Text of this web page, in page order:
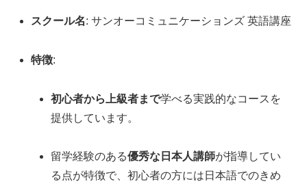
スクール名: サンオーコミュニケーションズ 英語講座
特徴:
初心者から上級者まで学べる実践的なコースを
提供しています。
留学経験のある優秀な日本人講師が指導してい
る点が特徴で、初心者の方には日本語でのきめ